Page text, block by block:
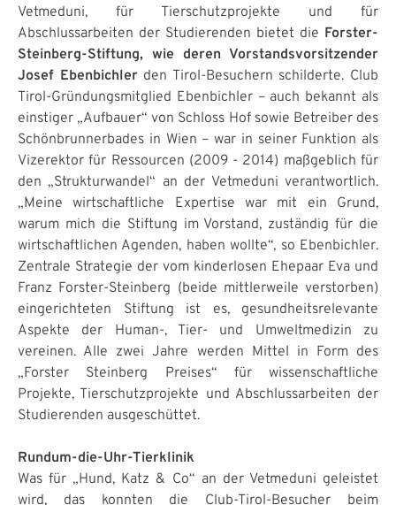
Vetmeduni, für Tierschutzprojekte und für
Abschlussarbeiten der Studierenden bietet die Forster-
Steinberg-Stiftung, wie deren Vorstandsvorsitzender
Josef Ebenbichlerden Tirol-Besuchern schilderte. Club
Tirol-Gründungsmitglied Ebenbichler – auch bekannt als
einstiger „Aufbauer“ von Schloss Hof sowie Betreiber des
Schönbrunnerbades in Wien – war in seiner Funktion als
Vizerektor für Ressourcen (2009 - 2014) maßgeblich für
den „Strukturwandel“ an der Vetmeduni verantwortlich.
„Meine wirtschaftliche Expertise war mit ein Grund,
warum mich die Stiftung im Vorstand, zuständig für die
wirtschaftlichen Agenden, haben wollte“, so Ebenbichler.
Zentrale Strategie der vom kinderlosen Ehepaar Eva und
Franz Forster-Steinberg (beide mittlerweile verstorben)
eingerichteten Stiftung ist es, gesundheitsrelevante
Aspekte der Human-, Tier- und Umweltmedizin zu
vereinen. Alle zwei Jahre werden Mittel in Form des
„Forster Steinberg Preises“ für wissenschaftliche
Projekte, Tierschutzprojekte und Abschlussarbeiten der
Studierenden ausgeschüttet.
Rundum-die-Uhr-Tierklinik
Was für „Hund, Katz & Co“ an der Vetmeduni geleistet
wird, das konnten die Club-Tirol-Besucher beim